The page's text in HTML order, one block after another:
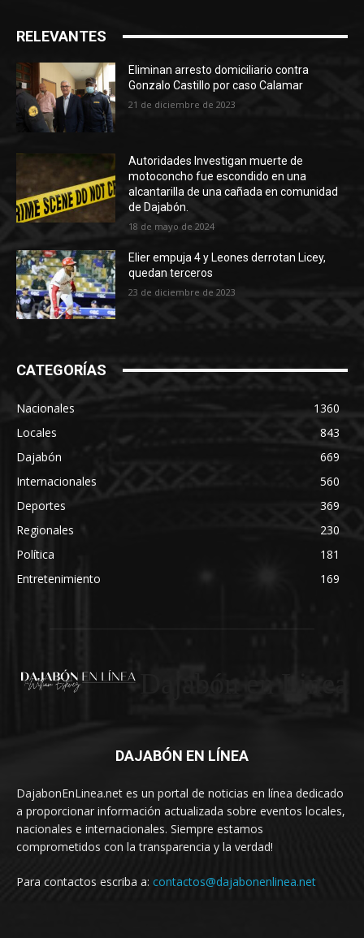
RELEVANTES
Eliminan arresto domiciliario contra
Gonzalo Castillo por caso Calamar
21 de diciembre de 2023
Autoridades Investigan muerte de
motoconcho fue escondido en una
alcantarilla de una cañada en comunidad
de Dajabón.
18 de mayo de 2024
Elier empuja 4 y Leones derrotan Licey,
quedan terceros
23 de diciembre de 2023
CATEGORÍAS
Nacionales
1360
Locales
843
Dajabón
669
Internacionales
560
Deportes
369
Regionales
230
Política
181
Entretenimiento
169
DAJABÓN EN LÍNEA
DajabonEnLinea.net es un portal de noticias en línea dedicado
a proporcionar información actualizada sobre eventos locales,
nacionales e internacionales. Siempre estamos
comprometidos con la transparencia y la verdad!
Para contactos escriba a: contactos@dajabonenlinea.net